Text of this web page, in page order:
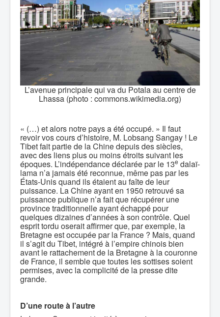
L’avenue principale qui va du Potala au centre de
Lhassa (photo : commons.wikimedia.org)
« (…) et alors notre pays a été occupé. » Il faut
revoir vos cours d’histoire, M. Lobsang Sangay ! Le
Tibet fait partie de la Chine depuis des siècles,
avec des liens plus ou moins étroits suivant les
époques. L’indépendance déclarée par le 13e dalaï-
lama n’a jamais été reconnue, même pas par les
États-Unis quand ils étaient au faîte de leur
puissance. La Chine ayant en 1950 retrouvé sa
puissance publique n’a fait que récupérer une
province traditionnelle ayant échappé pour
quelques dizaines d’années à son contrôle. Quel
esprit tordu oserait affirmer que, par exemple, la
Bretagne est occupée par la France ? Mais, quand
il s’agit du Tibet, intégré à l’empire chinois bien
avant le rattachement de la Bretagne à la couronne
de France, il semble que toutes les sottises soient
permises, avec la complicité de la presse dite
grande.
D’une route à l’autre